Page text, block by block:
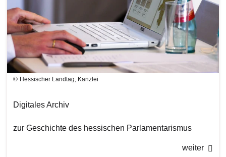
Hessischer Landtag, Kanzlei
Digitales Archiv
zur Geschichte des hessischen Parlamentarismus
weiter